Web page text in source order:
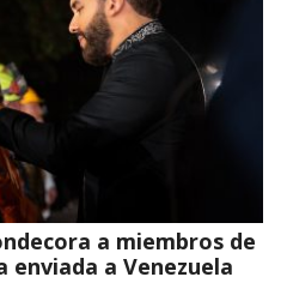
a miembros de
a Venezuela